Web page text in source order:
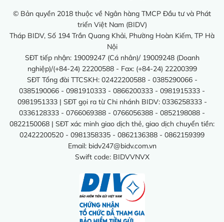
© Bản quyền 2018 thuộc về Ngân hàng TMCP Đầu tư và Phát
triển Việt Nam (BIDV)
Tháp BIDV, Số 194 Trần Quang Khải, Phường Hoàn Kiếm, TP Hà
Nội
SĐT tiếp nhận: 19009247 (Cá nhân)/ 19009248 (Doanh
nghiệp)/(+84-24) 22200588 - Fax: (+84-24) 22200399
SĐT Tổng đài TTCSKH: 02422200588 - 0385290066 -
0385190066 - 0981910333 - 0866200333 - 0981915333 -
0981951333 | SĐT gọi ra từ Chi nhánh BIDV: 0336258333 -
0336128333 - 0766069388 - 0766056388 - 0852198088 -
0822150068 | SĐT xác minh giao dịch thẻ, giao dịch chuyển tiền:
02422200520 - 0981358335 - 0862136388 - 0862159399
Email: bidv247@bidv.com.vn
Swift code: BIDVVNVX